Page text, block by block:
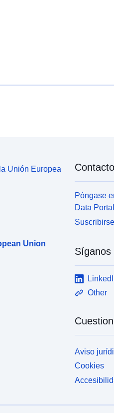
Unión Europea
Union
Contacto
Póngase
Data Portal
Síganos
Other
Aviso
Cookies